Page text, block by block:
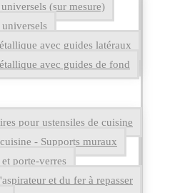
(sur mesure)
avec guides latéraux
avec guides de fond
pour ustensiles de cuisine
- Supports muraux
porte-verres
et du fer à repasser